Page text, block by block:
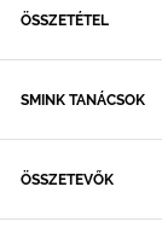
ÖSSZETÉTEL
SMINK TANÁCSOK
ÖSSZETEVŐK